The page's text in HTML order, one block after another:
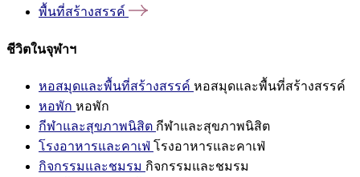
พื้นที่สร้างสรรค์
ชีวิตในจุฬาฯ
หอสมุดและพื้นที่สร้างสรรค์ หอสมุดและพื้นที่สร้างสรรค์
หอพัก หอพัก
กีฬาและสุขภาพนิสิต กีฬาและสุขภาพนิสิต
โรงอาหารและคาเฟ่ โรงอาหารและคาเฟ่
กิจกรรมและชมรม กิจกรรมและชมรม